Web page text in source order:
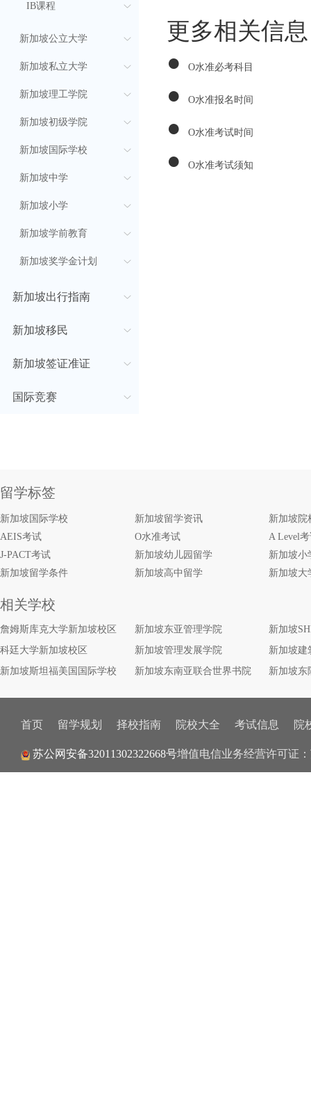
IB课程
新加坡公立大学
新加坡私立大学
新加坡理工学院
新加坡初级学院
新加坡国际学校
新加坡中学
新加坡小学
新加坡学前教育
新加坡奖学金计划
新加坡出行指南
新加坡移民
新加坡签证准证
国际竞赛
更多相关信息
●
O水准必考科目
● O水准报名时间
● O水准考试时间
● O水准考试须知
留学标签
新加坡国际学校 新加坡留学资讯
新加坡院
AEIS考试
O水准考试
A Level
J-PACT考试
新加坡幼儿园留学
新加坡小
新加坡留学条件
新加坡高中留学 新加坡大
相关学校
詹姆斯库克大学新加坡校区 新加坡东亚管理学院
新加坡
科廷大学新加坡校区
新加坡管理发展学院
新加坡建
新加坡斯坦福美国国际学校
新加坡东南亚联合世界书院 新加坡东
首页 留学规划 择校指南 院校大全 考试信息 院
苏公网安备32011302322668号增值电信业务经营许可证：